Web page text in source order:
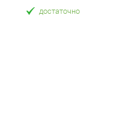
достаточно